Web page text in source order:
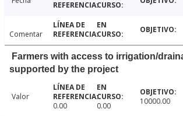
Comentar
Farmers with access to irrigation/
supported by the project
Valor
0.00
0.00 10000.00